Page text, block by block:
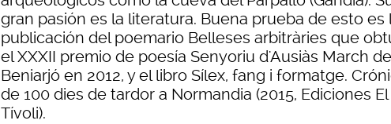
gran pasión es la literatura. Buena prueba de esto es
publicación del poemario Belleses arbitràries que
el XXXII premio de poesía Senyoriu d'Ausiàs March de
Beniarjó en 2012, y el libro Sílex, fang i formatge.
de 100 dies de tardor a Normandia (2015, Ediciones El
Tívoli).